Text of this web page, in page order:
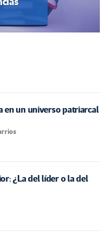
en un universo patriarcal
¿La del líder o la del